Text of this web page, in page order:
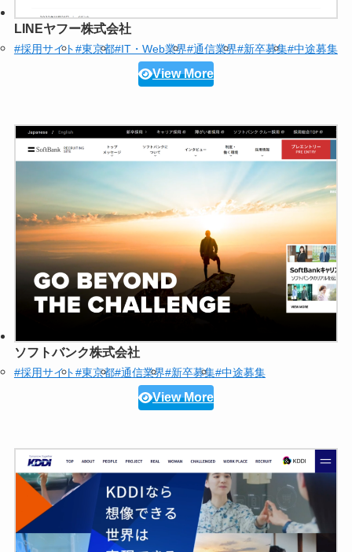
LINEヤフー株式会社
#採用サイト#東京都#IT・Web業界#通信業界#新卒募集#中途募集
View More
ソフトバンク株式会社
#採用サイト#東京都#通信業界#新卒募集#中途募集
View More